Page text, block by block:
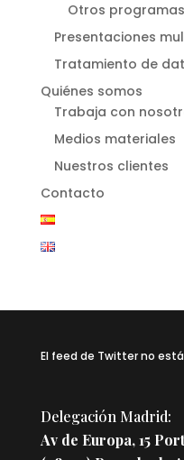
Otros programas
Presentaciones
Tratamiento de
Quiénes somos
Trabaja con
Medios materiales
Nuestros clientes
Contacto
El feed de Twitter no
Delegación Madrid:
Av de Europa, 15